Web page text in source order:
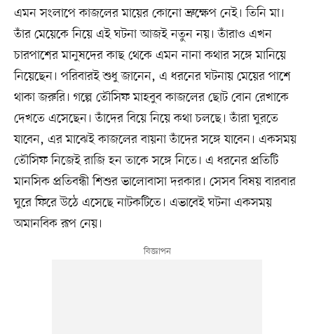
এমন সংলাপে কাজলের মায়ের কোনো ভ্রুক্ষেপ নেই। তিনি মা।
তাঁর মেয়েকে নিয়ে এই ঘটনা আজই নতুন নয়। তাঁরাও এখন
চারপাশের মানুষদের কাছ থেকে এমন নানা কথার সঙ্গে মানিয়ে
নিয়েছেন। পরিবারই শুধু জানেন, এ ধরনের ঘটনায় মেয়ের পাশে
থাকা জরুরি। গল্পে তৌসিফ মাহবুব কাজলের ছোট বোন রেখাকে
দেখতে এসেছেন। তাঁদের বিয়ে নিয়ে কথা চলছে। তাঁরা ঘুরতে
যাবেন, এর মাঝেই কাজলের বায়না তাঁদের সঙ্গে যাবেন। একসময়
তৌসিফ নিজেই রাজি হন তাকে সঙ্গে নিতে। এ ধরনের প্রতিটি
মানসিক প্রতিবন্ধী শিশুর ভালোবাসা দরকার। সেসব বিষয় বারবার
ঘুরে ফিরে উঠে এসেছে নাটকটিতে। এভাবেই ঘটনা একসময়
অমানবিক রূপ নেয়।